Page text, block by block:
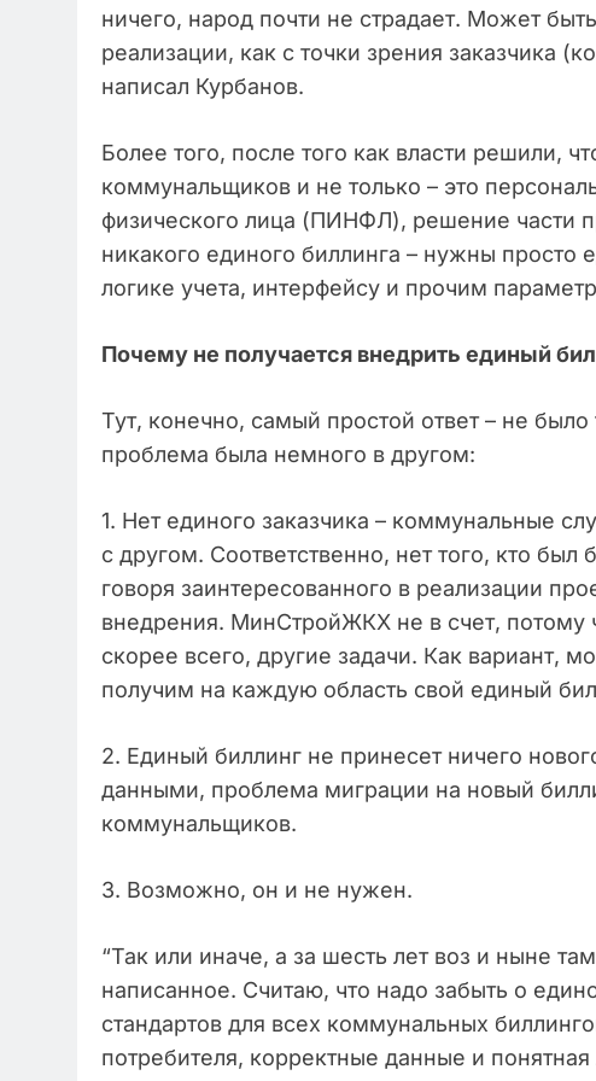
ничего, народ почти не страдает. Может
реализации, как с точки зрения заказчика
написал Курбанов.
Более того, после того как власти решили,
коммунальщиков и не только – это
физического лица (ПИНФЛ), решение части
никакого единого биллинга – нужны просто
логике учета, интерфейсу и прочим
Почему не получается внедрить единый
Тут, конечно, самый простой ответ – не
проблема была немного в другом:
1. Нет единого заказчика – коммунальные
с другом. Соответственно, нет того, кто
говоря заинтересованного в реализации
внедрения. МинСтройЖКХ не в счет, потому
скорее всего, другие задачи. Как вариант,
получим на каждую область свой единый
2. Единый биллинг не принесет ничего
данными, проблема миграции на новый
коммунальщиков.
3. Возможно, он и не нужен.
“Так или иначе, а за шесть лет воз и ныне
написанное. Считаю, что надо забыть о
стандартов для всех коммунальных
потребителя, корректные данные и